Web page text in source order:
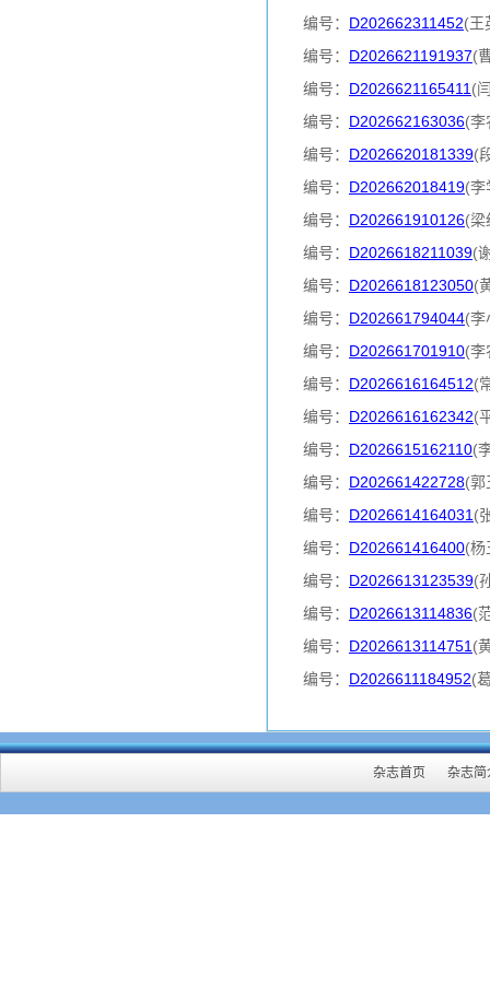
编号： D202662311452(王
编号： D2026621191937(
编号： D2026621165411 (
编号： D202662163036(
编号： D2026620181339(
编号： D202662018419(
编号： D202661910126(
编号： D2026618211039(
编号： D2026618123050(
编号： D202661794044(
编号： D202661701910(
编号： D2026616164512(
编号： D2026616162342(
编号： D2026615162110(
编号： D202661422728(
编号： D2026614164031 (
编号： D202661416400(
编号： D2026613123539(
编号： D2026613114836(
编号： D2026613114751 (
编号： D2026611184952(
杂志首页 杂志简